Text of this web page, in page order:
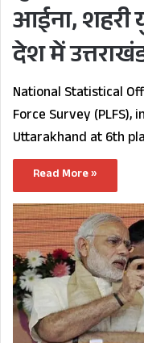
आईना, शहरी
देश में
National Statistical
Force Survey (PLFS),
Uttarakhand at 6th
Read More »